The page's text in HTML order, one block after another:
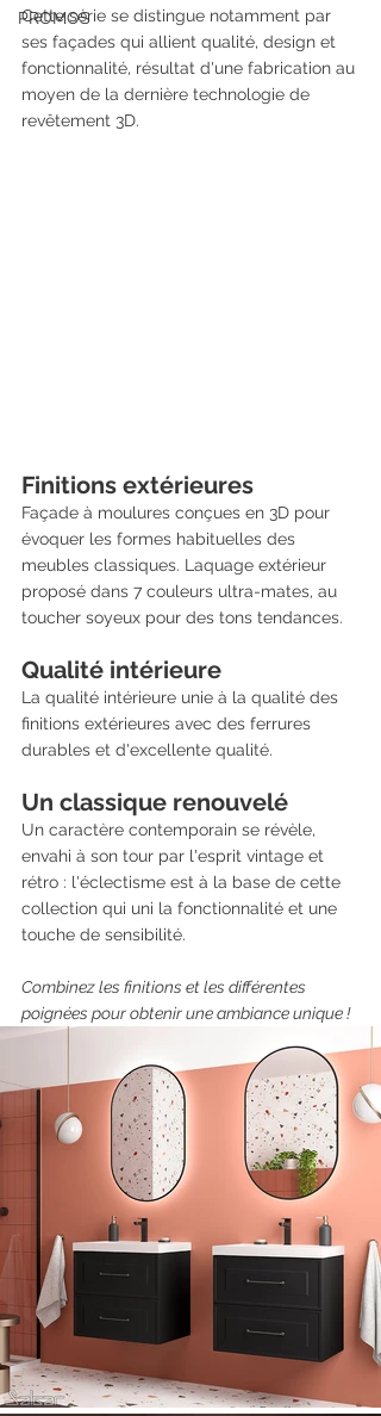
PROMOS
Cette série se distingue notamment par
ses façades qui allient qualité, design et
fonctionnalité, résultat d'une fabrication au
moyen de la dernière technologie de
revêtement 3D.
Finitions extérieures
Façade à moulures conçues en 3D pour
évoquer les formes habituelles des
meubles classiques. Laquage extérieur
proposé dans 7 couleurs ultra-mates, au
toucher soyeux pour des tons tendances.
Qualité intérieure
La qualité intérieure unie à la qualité des
finitions extérieures avec des ferrures
durables et d'excellente qualité.
Un classique renouvelé
Un caractère contemporain se révèle,
envahi à son tour par l'esprit vintage et
rétro : l'éclectisme est à la base de cette
collection qui uni la fonctionnalité et une
touche de sensibilité.
Combinez les finitions et les différentes
poignées pour obtenir une ambiance unique !